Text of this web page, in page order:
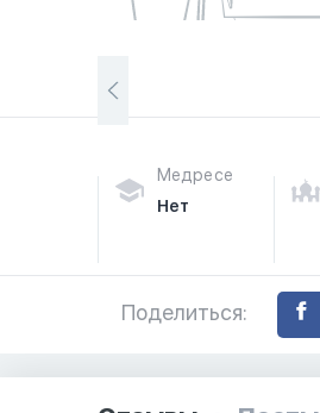
Медресе
Нет
Поделиться: